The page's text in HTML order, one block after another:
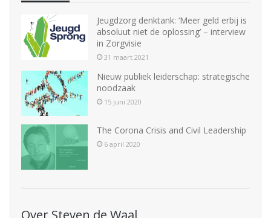
Jeugdzorg denktank: ‘Meer geld erbij is
absoluut niet de oplossing’ – interview
in Zorgvisie
31 maart 2021
Nieuw publiek leiderschap: strategische
noodzaak
15 juni 2020
The Corona Crisis and Civil Leadership
6 april 2020